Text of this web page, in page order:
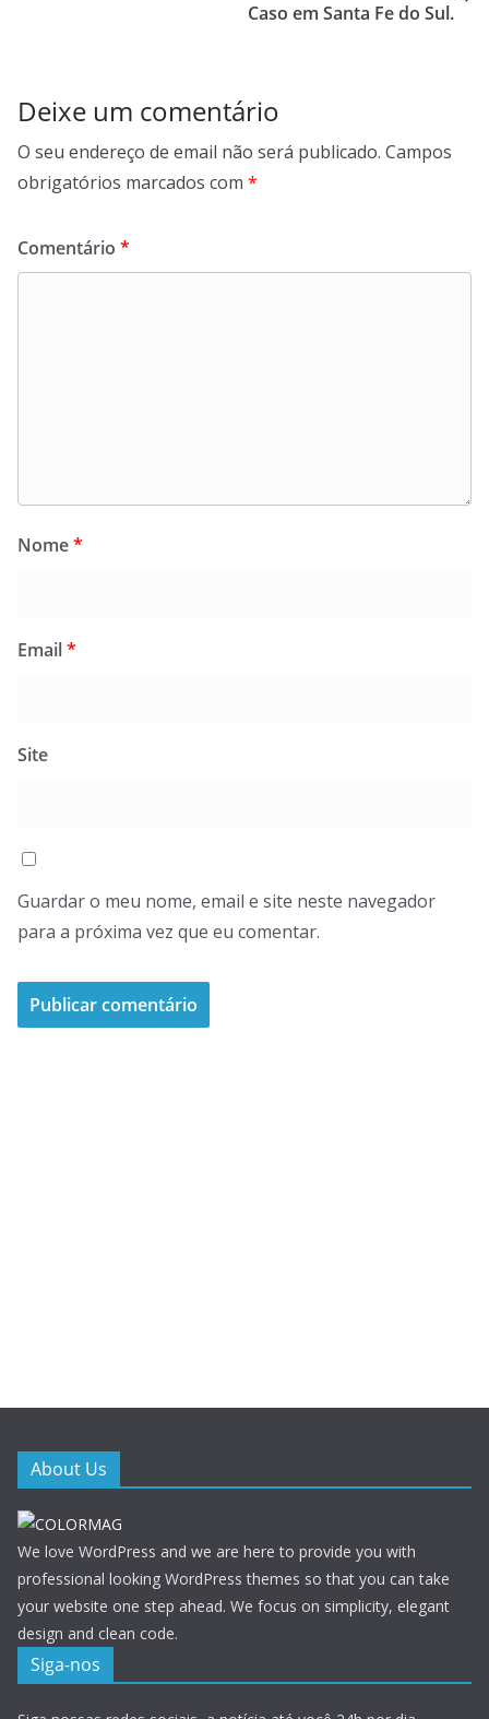
Caso em Santa Fe do Sul.
Deixe um comentário
O seu endereço de email não será publicado. Campos
obrigatórios marcados com *
Comentário *
Nome*
Email*
Site
Guardar o meu nome, email e site neste navegador
para a próxima vez que eu comentar.
About Us
We love WordPress and we are here to provide you with
professional looking WordPress themes so that you can take
your website one step ahead. We focus on simplicity, elegant
design and clean code.
Siga-nos